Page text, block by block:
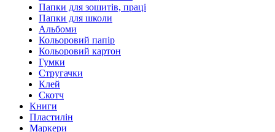
Папки для зошитів, праці
Папки для школи
Альбоми
Кольоровий папір
Кольоровий картон
Гумки
Стругачки
Клей
Скотч
Книги
Пластилін
Маркери